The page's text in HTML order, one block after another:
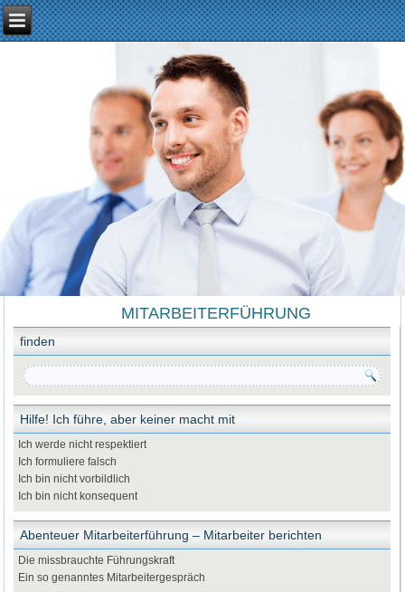
MITARBEITERFÜHRUNG
finden
Hilfe! Ich führe, aber keiner macht mit
Ich werde nicht respektiert
Ich formuliere falsch
Ich bin nicht vorbildlich
Ich bin nicht konsequent
Abenteuer Mitarbeiterführung – Mitarbeiter berichten
Die missbrauchte Führungskraft
Ein so genanntes Mitarbeitergespräch